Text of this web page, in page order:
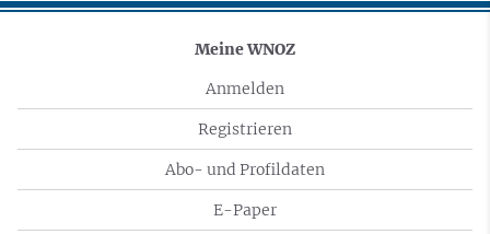
Meine WNOZ
Anmelden
Registrieren
Abo- und Profildaten
E-Paper